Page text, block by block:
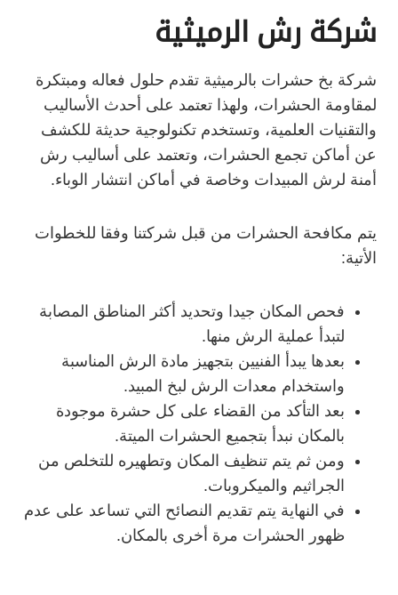
شركة رش الرميثية
شركة بخ حشرات بالرميثية تقدم حلول فعاله ومبتكرة
لمقاومة الحشرات، ولهذا تعتمد على أحدث الأساليب
والتقنيات العلمية، وتستخدم تكنولوجية حديثة للكشف
عن أماكن تجمع الحشرات، وتعتمد على أساليب رش
أمنة لرش المبيدات وخاصة في أماكن انتشار الوباء.
يتم مكافحة الحشرات من قبل شركتنا وفقا للخطوات
الأتية:
فحص المكان جيدا وتحديد أكثر المناطق المصابة
لتبدأ عملية الرش منها.
بعدها يبدأ الفنيين بتجهيز مادة الرش المناسبة
واستخدام معدات الرش لبخ المبيد.
بعد التأكد من القضاء على كل حشرة موجودة
بالمكان نبدأ بتجميع الحشرات الميتة.
ومن ثم يتم تنظيف المكان وتطهيره للتخلص من
الجراثيم والميكروبات.
في النهاية يتم تقديم النصائح التي تساعد على عدم
ظهور الحشرات مرة أخرى بالمكان.